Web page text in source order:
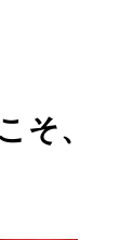
そ、